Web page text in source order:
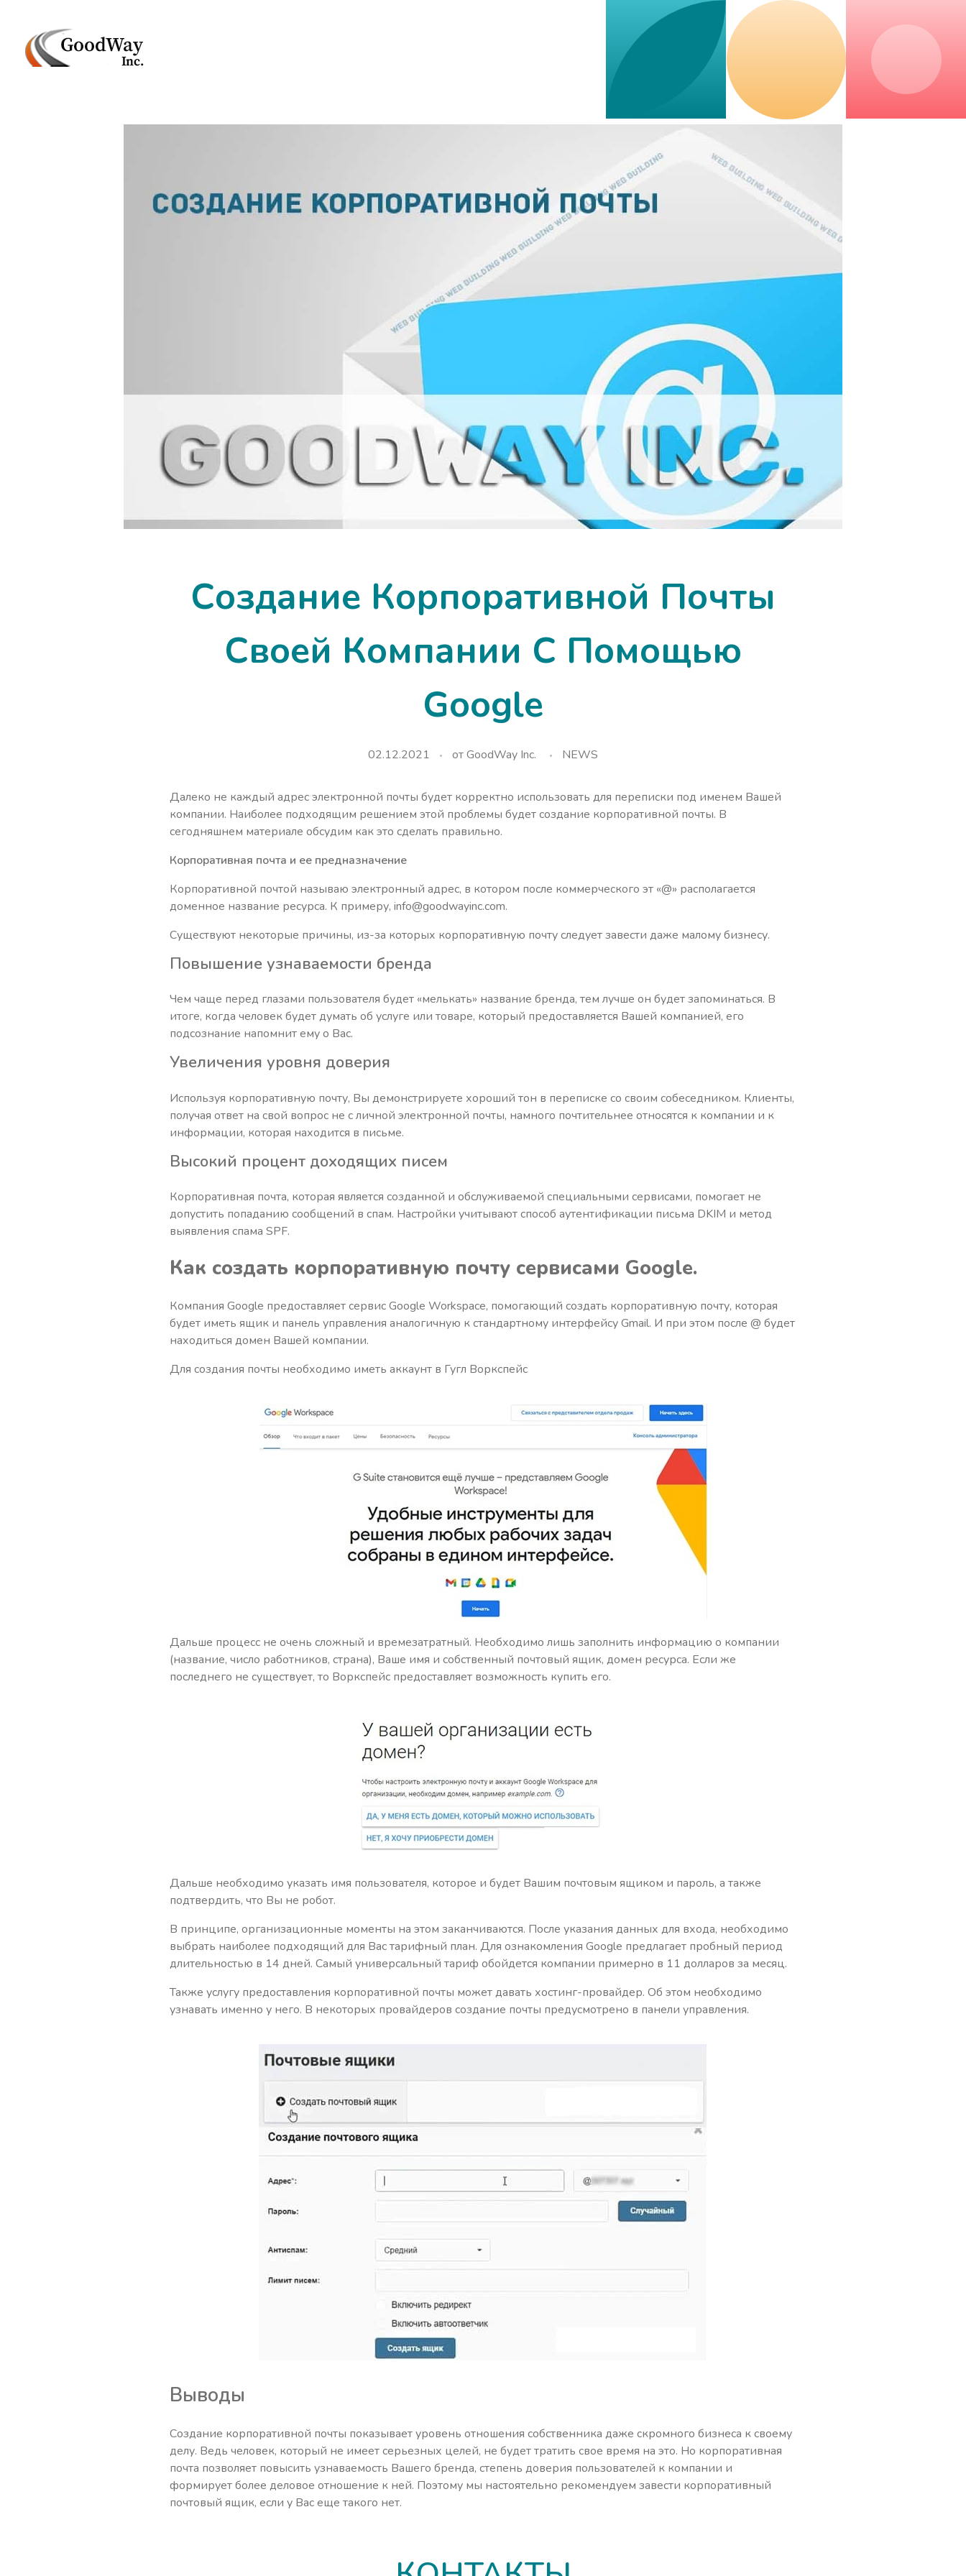
Создание Корпоративной Почты
Своей Компании С Помощью
Google
02.12.2021 отGoodWay Inc. NEWS
Далеко не каждый адрес электронной почты будет корректно использовать для переписки под именем Вашей
компании. Наиболее подходящим решением этой проблемы будет создание корпоративной почты. В
сегодняшнем материале обсудим как это сделать правильно.
Корпоративная почта и ее предназначение
Корпоративной почтой называю электронный адрес, в котором после коммерческого эт «@» располагается
доменное название ресурса. К примеру, info@goodwayinc.com.
Существуют некоторые причины, из-за которых корпоративную почту следует завести даже малому бизнесу.
Повышение узнаваемости бренда
Чем чаще перед глазами пользователя будет «мелькать» название бренда, тем лучше он будет запоминаться. В
итоге, когда человек будет думать об услуге или товаре, который предоставляется Вашей компанией, его
подсознание напомнит ему о Вас.
Увеличения уровня доверия
Используя корпоративную почту, Вы демонстрируете хороший тон в переписке со своим собеседником. Клиенты,
получая ответ на свой вопрос не с личной электронной почты, намного почтительнее относятся к компании и к
информации, которая находится в письме.
Высокий процент доходящих писем
Корпоративная почта, которая является созданной и обслуживаемой специальными сервисами, помогает не
допустить попаданию сообщений в спам. Настройки учитывают способ аутентификации письма DKIM и метод
выявления спама SPF.
Как создать корпоративную почту сервисами Google.
Компания Google предоставляет сервис Google Workspace, помогающий создать корпоративную почту, которая
будет иметь ящик и панель управления аналогичную к стандартному интерфейсу Gmail. И при этом после @ будет
находиться домен Вашей компании.
Для создания почты необходимо иметь аккаунт в Гугл Воркспейс
Дальше процесс не очень сложный и времезатратный. Необходимо лишь заполнить информацию о компании
(название, число работников, страна), Ваше имя и собственный почтовый ящик, домен ресурса. Если же
последнего не существует, то Воркспейс предоставляет возможность купить его.
Дальше необходимо указать имя пользователя, которое и будет Вашим почтовым ящиком и пароль, а также
подтвердить, что Вы не робот.
В принципе, организационные моменты на этом заканчиваются. После указания данных для входа, необходимо
выбрать наиболее подходящий для Вас тарифный план. Для ознакомления Google предлагает пробный период
длительностью в 14 дней. Самый универсальный тариф обойдется компании примерно в 11 долларов за месяц.
Также услугу предоставления корпоративной почты может давать хостинг-провайдер. Об этом необходимо
узнавать именно у него. В некоторых провайдеров создание почты предусмотрено в панели управления.
Выводы
Создание корпоративной почты показывает уровень отношения собственника даже скромного бизнеса к своему
делу. Ведь человек, который не имеет серьезных целей, не будет тратить свое время на это. Но корпоративная
почта позволяет повысить узнаваемость Вашего бренда, степень доверия пользователей к компании и
формирует более деловое отношение к ней. Поэтому мы настоятельно рекомендуем завести корпоративный
почтовый ящик, если у Вас еще такого нет.